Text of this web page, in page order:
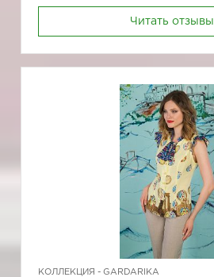
Читать отзывы
КОЛЛЕКЦИЯ - GARDARIKA